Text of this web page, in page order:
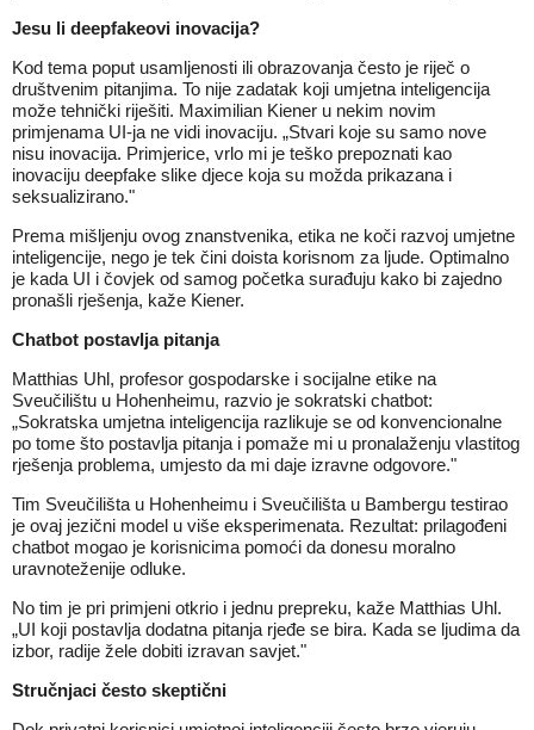
Jesu li deepfakeovi inovacija?
Kod tema poput usamljenosti ili obrazovanja često je riječ o
društvenim pitanjima. To nije zadatak koji umjetna inteligencija
može tehnički riješiti. Maximilian Kiener u nekim novim
primjenama UI-ja ne vidi inovaciju. „Stvari koje su samo nove
nisu inovacija. Primjerice, vrlo mi je teško prepoznati kao
inovaciju deepfake slike djece koja su možda prikazana i
seksualizirano."
Prema mišljenju ovog znanstvenika, etika ne koči razvoj umjetne
inteligencije, nego je tek čini doista korisnom za ljude. Optimalno
je kada UI i čovjek od samog početka surađuju kako bi zajedno
pronašli rješenja, kaže Kiener.
Chatbot postavlja pitanja
Matthias Uhl, profesor gospodarske i socijalne etike na
Sveučilištu u Hohenheimu, razvio je sokratski chatbot:
„Sokratska umjetna inteligencija razlikuje se od konvencionalne
po tome što postavlja pitanja i pomaže mi u pronalaženju vlastitog
rješenja problema, umjesto da mi daje izravne odgovore."
Tim Sveučilišta u Hohenheimu i Sveučilišta u Bambergu testirao
je ovaj jezični model u više eksperimenata. Rezultat: prilagođeni
chatbot mogao je korisnicima pomoći da donesu moralno
uravnoteženije odluke.
No tim je pri primjeni otkrio i jednu prepreku, kaže Matthias Uhl.
„UI koji postavlja dodatna pitanja rjeđe se bira. Kada se ljudima da
izbor, radije žele dobiti izravan savjet."
Stručnjaci često skeptični